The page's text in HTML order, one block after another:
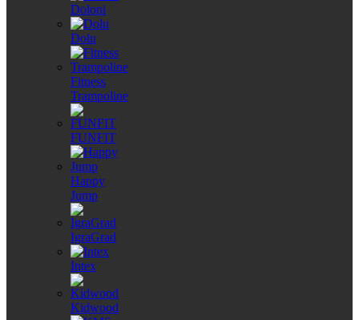
Doloni
Dolu
Fitness
Trampoline
FUNFIT
Happy
Jump
IgraGrad
Intex
Kidwood